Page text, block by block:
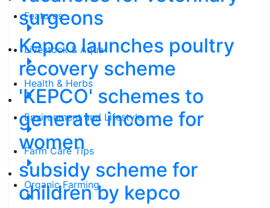
Features
Livestock & Aqua
Health & Herbs
Environment and Lifestyle
Farm Care Tips
Organic Farming
surgeons
Kepco launches poultry
recovery scheme
'KEPCO' schemes to
generate income for
women
subsidy scheme for
children by kepco